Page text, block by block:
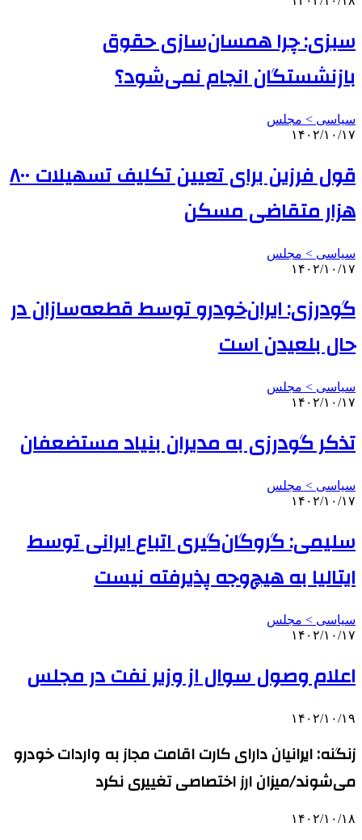
سبزی: چرا همسان‌سازی حقوق
بازنشستگان انجام نمی‌شود؟
سیاسی > مجلس
۱۴۰۲/۱۰/۱۷
قول فرزین برای تعیین تکلیف تسهیلات ۸۰۰
هزار متقاضی مسکن
سیاسی > مجلس
۱۴۰۲/۱۰/۱۷
گودرزی: ایران‌خودرو توسط قطعه‌سازان در
حال بلعیدن است
سیاسی > مجلس
۱۴۰۲/۱۰/۱۷
تذکر گودرزی به مدیران بنیاد مستضعفان
سیاسی > مجلس
۱۴۰۲/۱۰/۱۷
سلیمی: گروگان‌گیری اتباع ایرانی توسط
ایتالیا به هیچ‌وجه پذیرفته نیست
سیاسی > مجلس
۱۴۰۲/۱۰/۱۷
اعلام وصول سوال از وزیر نفت در مجلس
۱۴۰۲/۱۰/۱۹
زنگنه: ایرانیان دارای کارت اقامت مجاز به واردات خودرو
می‌شوند/میزان ارز اختصاصی تغییری نکرد
۱۴۰۲/۱۰/۱۸